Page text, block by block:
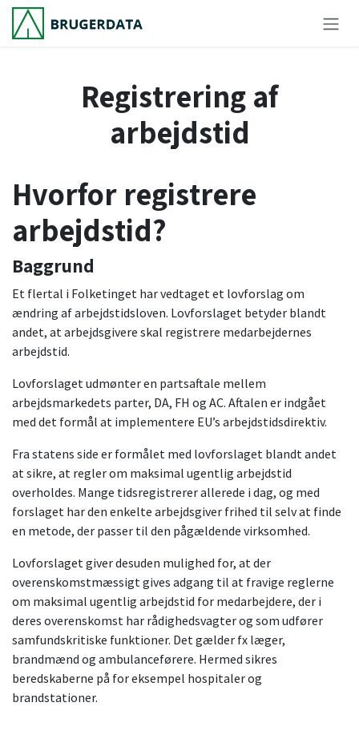
Skip to Content
Registrering af
arbejdstid
Hvorfor registrere
arbejdstid?
Baggrund
Et flertal i Folketinget har vedtaget et lovforslag om
ændring af arbejdstidsloven. Lovforslaget betyder blandt
andet, at arbejdsgivere skal registrere medarbejdernes
arbejdstid.
Lovforslaget udmønter en partsaftale mellem
arbejdsmarkedets parter, DA, FH og AC. Aftalen er indgået
med det formål at implementere EU’s arbejdstidsdirektiv.
Fra statens side er formålet med lovforslaget blandt andet
at sikre, at regler om maksimal ugentlig arbejdstid
overholdes. Mange tidsregistrerer allerede i dag, og med
forslaget har den enkelte arbejdsgiver frihed til selv at finde
en metode, der passer til den pågældende virksomhed.
Lovforslaget giver desuden mulighed for, at der
overenskomstmæssigt gives adgang til at fravige reglerne
om maksimal ugentlig arbejdstid for medarbejdere, der i
deres overenskomst har rådighedsvagter og som udfører
samfundskritiske funktioner. Det gælder fx læger,
brandmænd og ambulanceførere. Hermed sikres
beredskaberne på for eksempel hospitaler og
brandstationer.